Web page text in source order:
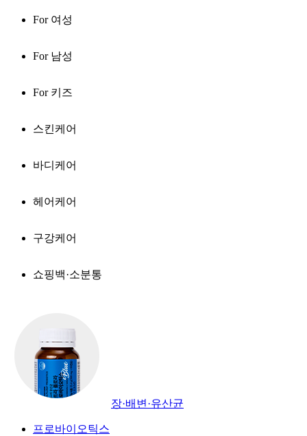
For 여성
For 남성
For 키즈
스킨케어
바디케어
헤어케어
구강케어
쇼핑백·소분통
장·배변·유산균
프로바이오틱스